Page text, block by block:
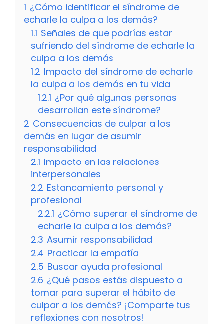
1 ¿Cómo identificar el síndrome de
echarle la culpa a los demás?
1.1 Señales de que podrías estar
sufriendo del síndrome de echarle la
culpa a los demás
1.2 Impacto del síndrome de echarle
la culpa a los demás en tu vida
1.2.1 ¿Por qué algunas personas
desarrollan este síndrome?
2 Consecuencias de culpar a los
demás en lugar de asumir
responsabilidad
2.1 Impacto en las relaciones
interpersonales
2.2 Estancamiento personal y
profesional
2.2.1 ¿Cómo superar el síndrome de
echarle la culpa a los demás?
2.3 Asumir responsabilidad
2.4 Practicar la empatía
2.5 Buscar ayuda profesional
2.6 ¿Qué pasos estás dispuesto a
tomar para superar el hábito de
culpar a los demás? ¡Comparte tus
reflexiones con nosotros!